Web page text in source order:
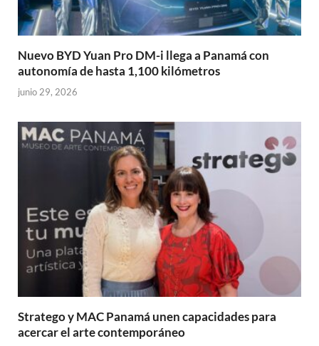
Nuevo BYD Yuan Pro DM-i llega a Panamá con
autonomía de hasta 1,100 kilómetros
junio 29, 2026
Stratego y MAC Panamá unen capacidades para
acercar el arte contemporáneo